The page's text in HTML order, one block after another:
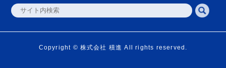
Copyright © 株式会社 積進 All rights reserved.